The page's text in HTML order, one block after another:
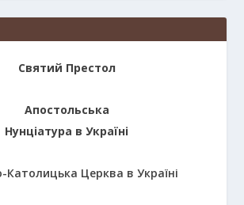
Святий Престол
Апостольська
Нунціатура в Україні
Католицька Церква в Україні